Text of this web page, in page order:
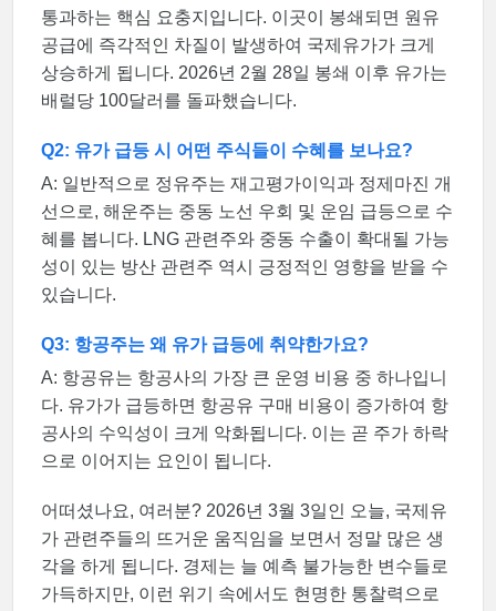
통과하는 핵심 요충지입니다. 이곳이 봉쇄되면 원유
공급에 즉각적인 차질이 발생하여 국제유가가 크게
상승하게 됩니다. 2026년 2월 28일 봉쇄 이후 유가는
배럴당 100달러를 돌파했습니다.
Q2: 유가 급등 시 어떤 주식들이 수혜를 보나요?
A: 일반적으로 정유주는 재고평가이익과 정제마진 개
선으로, 해운주는 중동 노선 우회 및 운임 급등으로 수
혜를 봅니다. LNG 관련주와 중동 수출이 확대될 가능
성이 있는 방산 관련주 역시 긍정적인 영향을 받을 수
있습니다.
Q3: 항공주는 왜 유가 급등에 취약한가요?
A: 항공유는 항공사의 가장 큰 운영 비용 중 하나입니
다. 유가가 급등하면 항공유 구매 비용이 증가하여 항
공사의 수익성이 크게 악화됩니다. 이는 곧 주가 하락
으로 이어지는 요인이 됩니다.
어떠셨나요, 여러분? 2026년 3월 3일인 오늘, 국제유
가 관련주들의 뜨거운 움직임을 보면서 정말 많은 생
각을 하게 됩니다. 경제는 늘 예측 불가능한 변수들로
가득하지만, 이런 위기 속에서도 현명한 통찰력으로